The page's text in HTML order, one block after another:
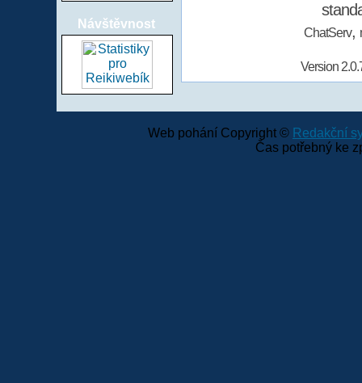
Návštěvnost
ChatServ,
Version
Web pohání Copyright © Redakční
Čas potřebný ke